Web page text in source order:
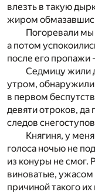
влезть в такую
жиром
Погоревали мы
а потом
после его пропажи
Седмицу жили
утром, обнаружили
в первом
девяти отроков, да
следов
Княгиня, у
голоса ночью не
из конуры не смог.
виноватые,
причиной такого